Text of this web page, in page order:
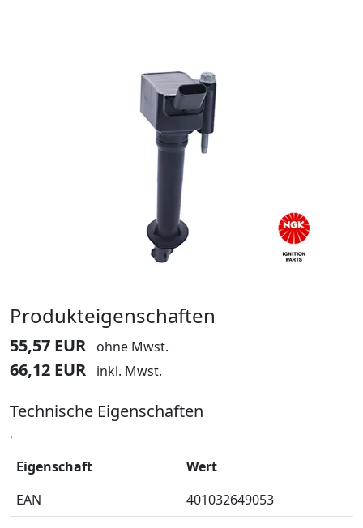
Produkteigenschaften
55,57 EUR ohne Mwst.
66,12 EUR inkl. Mwst.
Technische Eigenschaften
'
Eigenschaft
Wert
EAN
401032649053